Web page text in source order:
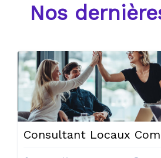
Nos
Consultant Locaux